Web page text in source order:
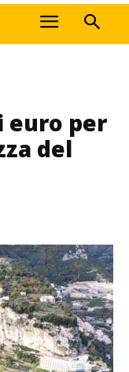
euro per
del